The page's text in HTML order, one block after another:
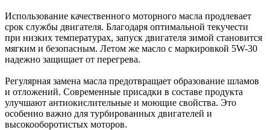
Использование качественного моторного масла продлевает
срок службы двигателя. Благодаря оптимальной текучести
при низких температурах, запуск двигателя зимой становится
мягким и безопасным. Летом же масло с маркировкой 5W-30
надежно защищает от перегрева.
Регулярная замена масла предотвращает образование шламов
и отложений. Современные присадки в составе продукта
улучшают антиокислительные и моющие свойства. Это
особенно важно для турбированных двигателей и
высокооборотистых моторов.